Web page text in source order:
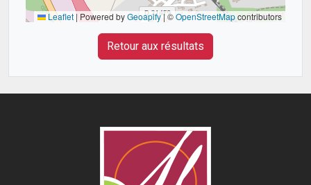
Leaflet |Powered byGeoapify| ©OpenStreetMapcontributors
Retour aux résultats